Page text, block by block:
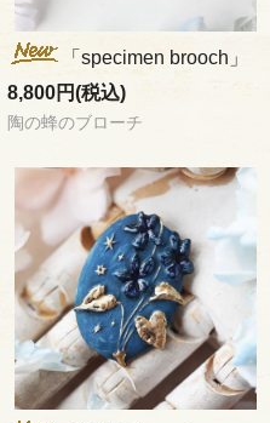
「specimen brooch」
8,800円(税込)
陶の蜂のブローチ